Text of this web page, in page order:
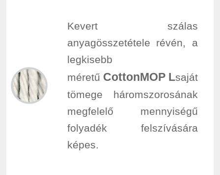
Kevert szálas
anyagösszetétele révén, a
legkisebb
méretű CottonMOP Lsaját
tömege háromszorosának
megfelelő mennyiségű
folyadék felszívására
képes.